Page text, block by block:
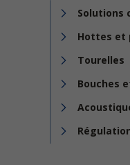
Solutions
Hottes et
Tourelles
Bouches